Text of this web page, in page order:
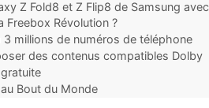
Z Fold8 et Z Flip8 de Samsung avec
Freebox Révolution ?
3 millions de numéros de téléphone
des contenus compatibles Dolby
Bout du Monde